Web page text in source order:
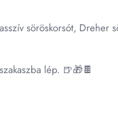
söröskorsót, Dreher
lép. 🍺🎁🍫